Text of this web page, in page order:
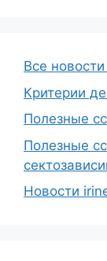
Все новости
Критерии
Полезные
Полезные
Новости